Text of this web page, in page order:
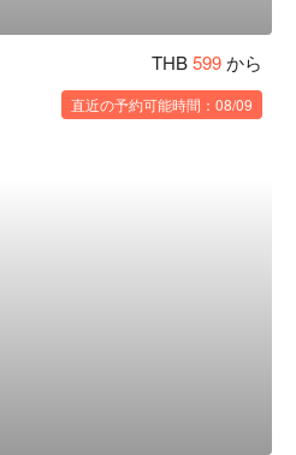
THB599から
直近の予約可能時間：08/09